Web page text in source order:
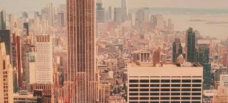
Premium
9 .73$ 5.84 /sq ft
Vinyle Premium
11.18$6.71 /sq ft
Peel and Stick